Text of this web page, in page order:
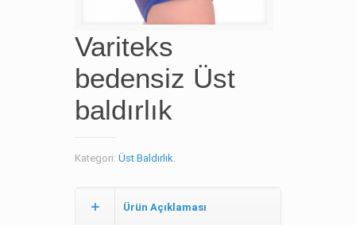
Variteks
bedensiz Üst
baldırlık
Kategori: Üst Baldırlık.
Ürün Açıklaması